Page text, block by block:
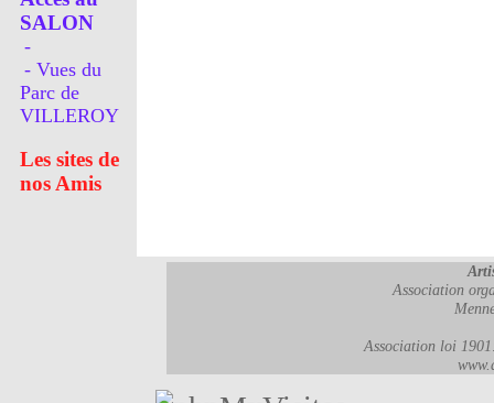
SALON
-
- Vues du
Parc de
VILLEROY
Les sites de
nos Amis
Association
Association loi